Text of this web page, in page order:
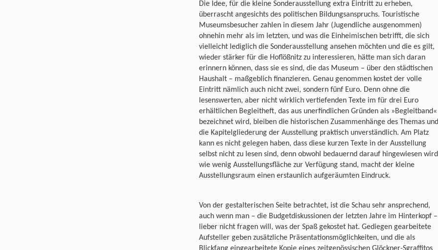
Die Idee, für die kleine Sonderausstellung extra Eintritt zu erheben,
überrascht angesichts des politischen Bildungsanspruchs. Touristische
Museumsbesucher zahlen in diesem Jahr (Jugendliche ausgenommen)
ohnehin mehr als im letzten, und was die Einheimischen betrifft, die sich
vielleicht lediglich die Sonderausstellung ansehen möchten und die es gilt,
wieder stärker für die Hoflößnitz zu interessieren, hätte man sich daran
erinnern können, dass sie es sind, die das Museum – über den städtischen
Haushalt – maßgeblich finanzieren. Genau genommen kostet der volle
Eintritt nämlich auch nicht zwei, sondern fünf Euro. Denn ohne die
lesenswerten, aber nicht wirklich vertiefenden Texte im für drei Euro
erhältlichen Begleitheft, das aus unerfindlichen Gründen als »Begleitband«
bezeichnet wird, bleiben die historischen Zusammenhänge des Themas und
die Kapitelgliederung der Ausstellung praktisch unverständlich. Am Platz
kann es nicht gelegen haben, dass diese kurzen Texte in der Ausstellung
selbst nicht zu lesen sind, denn obwohl bedauernd darauf hingewiesen
wie wenig Ausstellungsfläche zur Verfügung stand, macht der kleine
Ausstellungsraum einen erstaunlich aufgeräumten Eindruck.
Von der gestalterischen Seite betrachtet, ist die Schau sehr ansprechend,
auch wenn man – die Budgetdiskussionen der letzten Jahre im Hinterkopf –
lieber nicht fragen will, was der Spaß gekostet hat. Gediegen gearbeitete
Aufsteller geben zusätzliche Präsentationsmöglichkeiten, und die als
Blickfang eingearbeitete Kopie eines zeitgenössischen Glöckner-Sgraffitos